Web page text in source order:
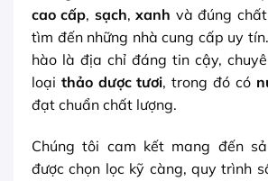
cao cấp, sạch,xanh và đúng
tìm đến những nhà cung cấp uy
hào là địa chỉ đáng tin cậy,
loại thảo dược tươi, trong đó có
đạt chuẩn chất lượng.
Chúng tôi cam kết mang đến
được chọn lọc kỹ càng, quy trình